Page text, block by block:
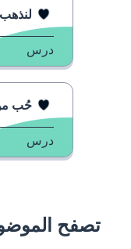
لنذهب
درس
حُب
درس
تصفح